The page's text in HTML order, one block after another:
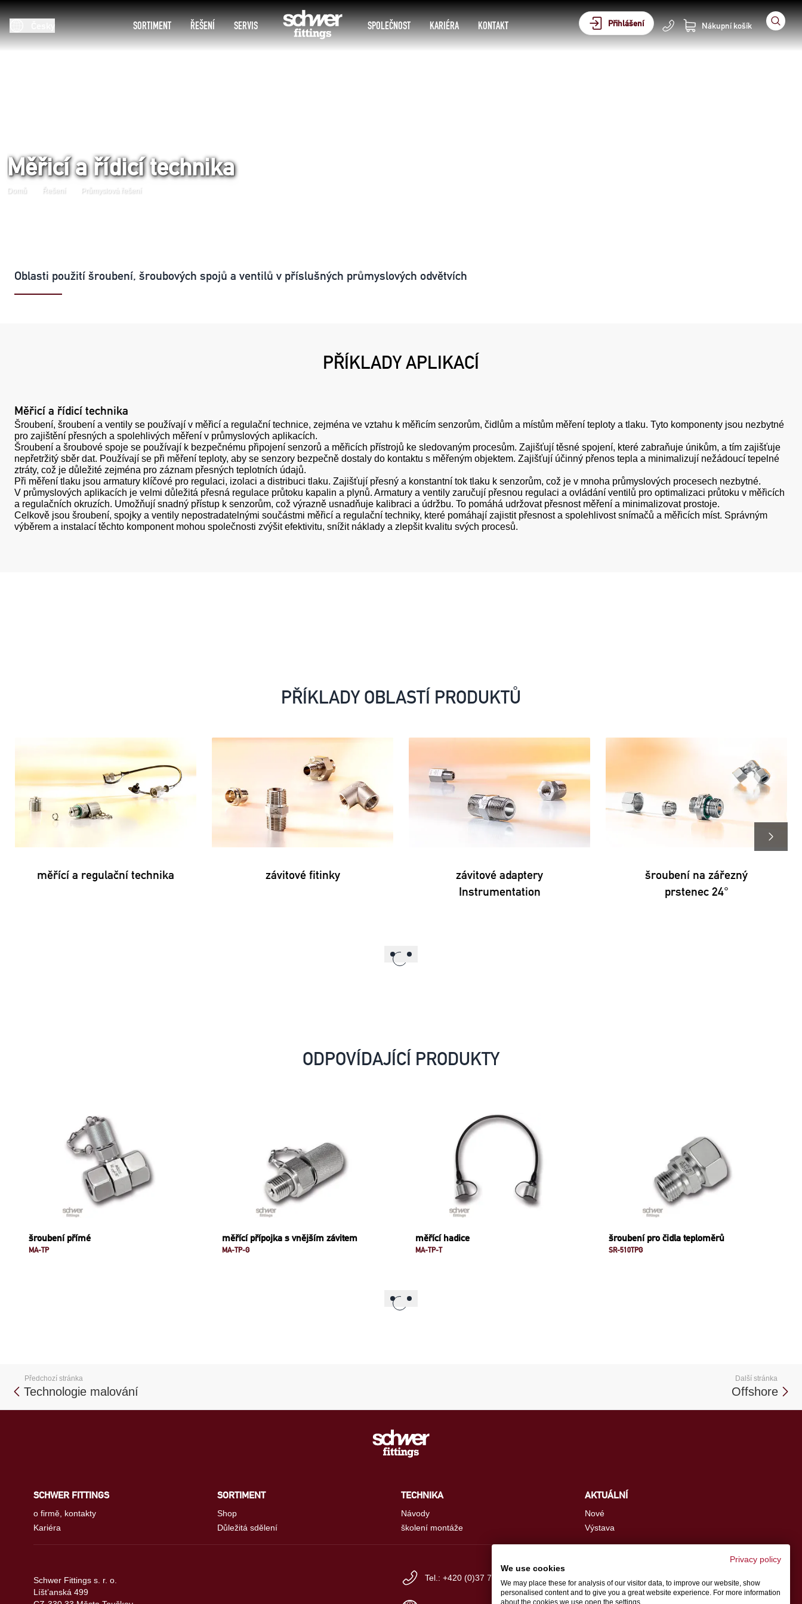
SORTIMENT ŘEŠENÍ SERVIS SPOLEČNOST KARIÉRA KONTAKT Přihlášení Nákupní košík
Měřicí a řídicí technika
Domů Řešení Průmyslová řešení
Oblasti použití šroubení, šroubových spojů a ventilů v příslušných průmyslových odvětvích
PŘÍKLADY APLIKACÍ
Měřicí a řídicí technika
Šroubení, šroubení a ventily se používají v měřicí a regulační technice, zejména ve vztahu k měřicím senzorům, čidlům a místům měření teploty a tlaku. Tyto komponenty jsou nezbytné
pro zajištění přesných a spolehlivých měření v průmyslových aplikacích.
Šroubení a šroubové spoje se používají k bezpečnému připojení senzorů a měřicích přístrojů ke sledovaným procesům. Zajišťují těsné spojení, které zabraňuje únikům, a tím zajišťuje
nepřetržitý sběr dat. Používají se při měření teploty, aby se senzory bezpečně dostaly do kontaktu s měřeným objektem. Zajišťují účinný přenos tepla a minimalizují nežádoucí tepelné
ztráty, což je důležité zejména pro záznam přesných teplotních údajů.
Při měření tlaku jsou armatury klíčové pro regulaci, izolaci a distribuci tlaku. Zajišťují přesný a konstantní tok tlaku k senzorům, což je v mnoha průmyslových procesech nezbytné.
V průmyslových aplikacích je velmi důležitá přesná regulace průtoku kapalin a plynů. Armatury a ventily zaručují přesnou regulaci a ovládání ventilů pro optimalizaci průtoku v měřicích
a regulačních okruzích. Umožňují snadný přístup k senzorům, což výrazně usnadňuje kalibraci a údržbu. To pomáhá udržovat přesnost měření a minimalizovat prostoje.
Celkově jsou šroubení, spojky a ventily nepostradatelnými součástmi měřicí a regulační techniky, které pomáhají zajistit přesnost a spolehlivost snímačů a měřicích míst. Správným
výběrem a instalací těchto komponent mohou společnosti zvýšit efektivitu, snížit náklady a zlepšit kvalitu svých procesů.
PŘÍKLADY OBLASTÍ PRODUKTŮ
měřící a regulační technika závitové fitinky
závitové adaptery
Instrumentation
šroubení na zářezný
prstenec 24°
ODPOVÍDAJÍCÍ PRODUKTY
šroubení přímé
MA-TP
měřící přípojka s vnějším závitem
MA-TP-G
měřící hadice
MA-TP-T
šroubení pro čidla teploměrů
SR-510TPG
Předchozí stránka
Technologie malování
Další stránka
Offshore
SCHWER FITTINGS
o firmě, kontakty
Kariéra
SORTIMENT
Shop
Důležitá sdělení
TECHNIKA
Návody
školení montáže
AKTUÁLNÍ
Nové
Výstava
Schwer Fittings s. r. o.
Líšt’anská 499
Tel.: +420 (0)37 79 230-30
Privacy policy
We use cookies
We may place these for analysis of our visitor data, to improve our website, show
personalised content and to give you a great website experience. For more information
about the cookies we use open the settings.